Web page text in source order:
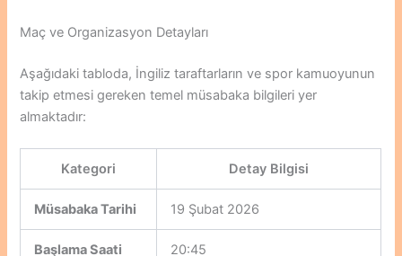
Maç ve Organizasyon Detayları
Aşağıdaki tabloda, İngiliz taraftarların ve spor kamuoyunun
takip etmesi gereken temel müsabaka bilgileri yer
almaktadır:
Kategori Detay Bilgisi
Müsabaka Tarihi 19 Şubat 2026
Başlama Saati 20:45